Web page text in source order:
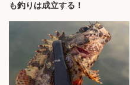
も釣りは成立する！